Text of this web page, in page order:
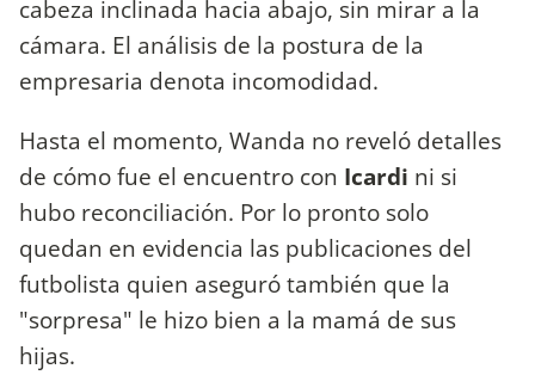
cabeza inclinada hacia abajo, sin mirar a la
cámara. El análisis de la postura de la
empresaria denota incomodidad.
Hasta el momento, Wanda no reveló detalles
de cómo fue el encuentro con Icardi ni si
hubo reconciliación. Por lo pronto solo
quedan en evidencia las publicaciones del
futbolista quien aseguró también que la
"sorpresa" le hizo bien a la mamá de sus
hijas.